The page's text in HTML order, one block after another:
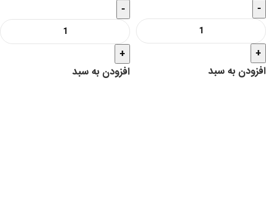
-
+
افزودن به سبد
-
+
افزودن به سبد